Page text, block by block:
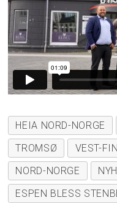
HEIA NORD-NORGE
TROMSØ
VEST-
NORD-NORGE
ESPEN BLESS